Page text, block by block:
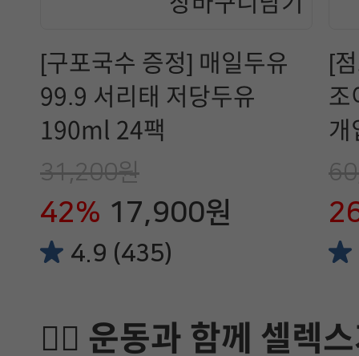
[구포국수 증정] 매일두유
99.9 서리태 저당두유
190ml 24팩
31,200원
42% 17,900원
4.9 (435)
[
조
개
🏋️‍♂️ 운동과 함께 셀렉